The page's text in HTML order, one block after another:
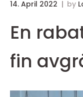
14. April 2022 by
En
fin